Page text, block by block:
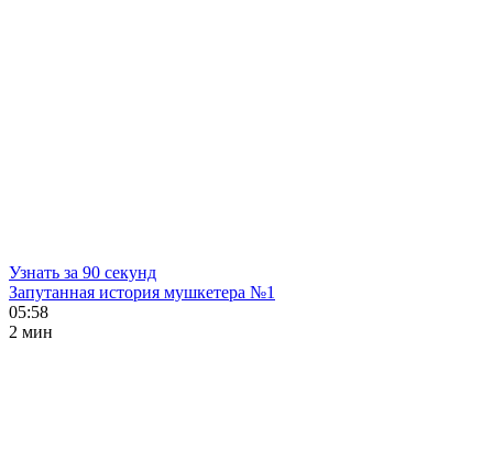
Узнать за 90 секунд
Запутанная история мушкетера №1
05:58
2 мин